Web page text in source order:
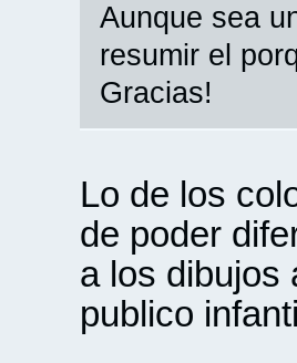
Aunque sea
resumir el
Gracias!
Lo de los
de poder
a los dibujos
publico